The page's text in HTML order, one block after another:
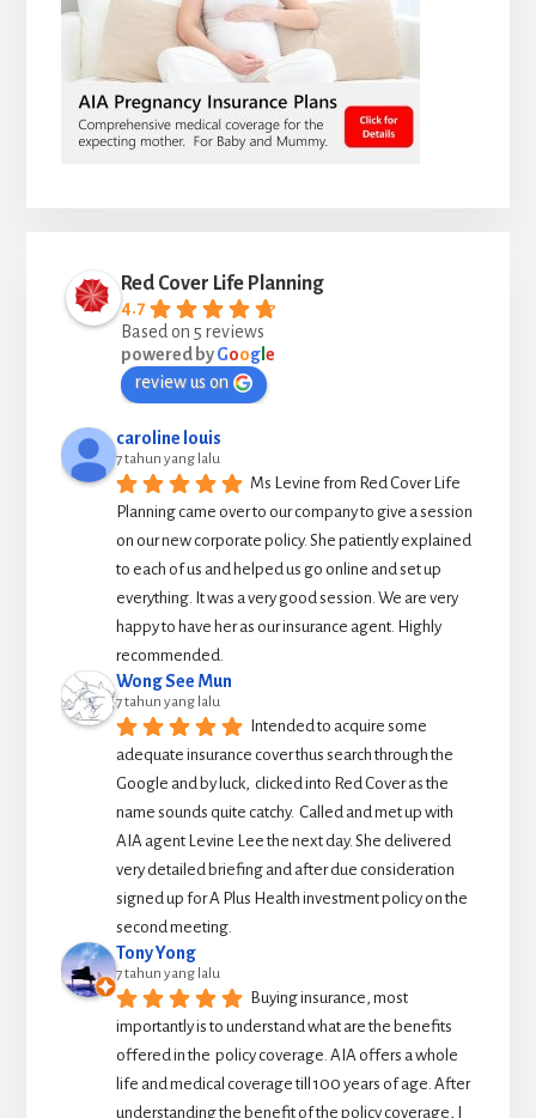
Red Cover Life Planning
4.7
Based on 5 reviews
powered byGoogl e
review us on
caroline louis
7 tahun yang lalu
Ms Levine from Red Cover Life
Planning came over to our company to give a session
on our new corporate policy. She patiently explained
to each of us and helped us go online and set up
everything. It was a very good session. We are very
happy to have her as our insurance agent. Highly
recommended.
Wong See Mun
7 tahun yang lalu
Intended to acquire some
adequate insurance cover thus search through the
Google and by luck,  clicked into Red Cover as the
name sounds quite catchy.  Called and met up with
AIA agent Levine Lee the next day. She delivered
very detailed briefing and after due consideration
signed up for A Plus Health investment policy on the
second meeting.
Tony Yong
7 tahun yang lalu
Buying insurance, most
importantly is to understand what are the benefits
offered in the  policy coverage. AIA offers a whole
life and medical coverage till 100 years of age. After
understanding the benefit of the policy coverage, I